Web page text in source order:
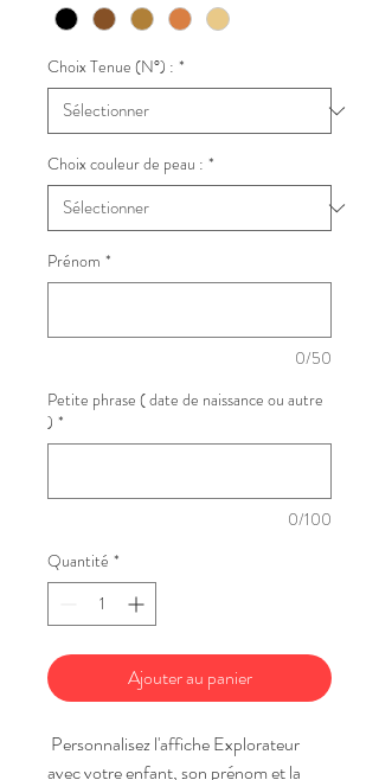
Choix Tenue (N°) : *
Choix couleur de peau : *
Prénom *
0/50
Petite phrase ( date de naissance ou autre
) *
0/100
Quantité *
Ajouter au panier
Personnalisez l'affiche Explorateur
avec votre enfant, son prénom et la